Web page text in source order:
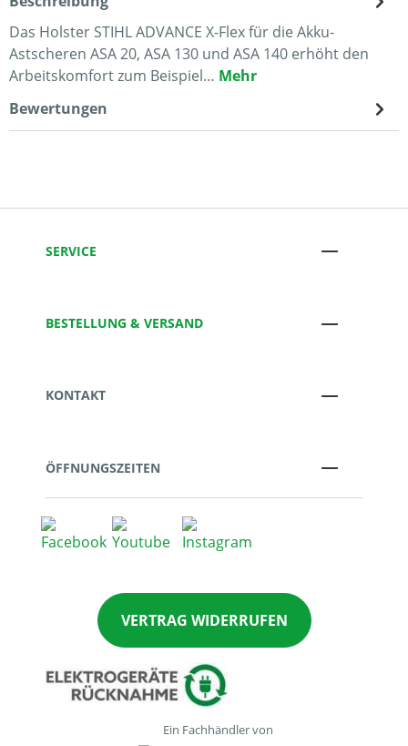
Das Holster STIHL ADVANCE X-Flex für die Akku-
Astscheren ASA 20, ASA 130 und ASA 140 erhöht den
Arbeitskomfort zum Beispiel… Mehr
Bewertungen
SERVICE
BESTELLUNG & VERSAND
KONTAKT
ÖFFNUNGSZEITEN
VERTRAG WIDERRUFEN
Ein Fachhändler von